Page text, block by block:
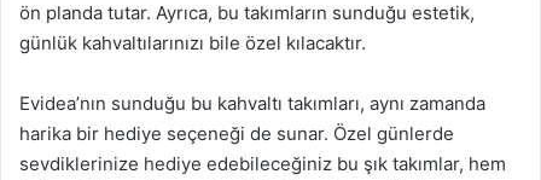
ön planda tutar. Ayrıca, bu takımların sunduğu estetik,
günlük kahvaltılarınızı bile özel kılacaktır.
Evidea’nın sunduğu bu kahvaltı takımları, aynı zamanda
harika bir hediye seçeneği de sunar. Özel günlerde
sevdiklerinize hediye edebileceğiniz bu şık takımlar, hem